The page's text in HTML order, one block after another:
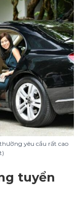
yêu cầu rất cao
tuyển